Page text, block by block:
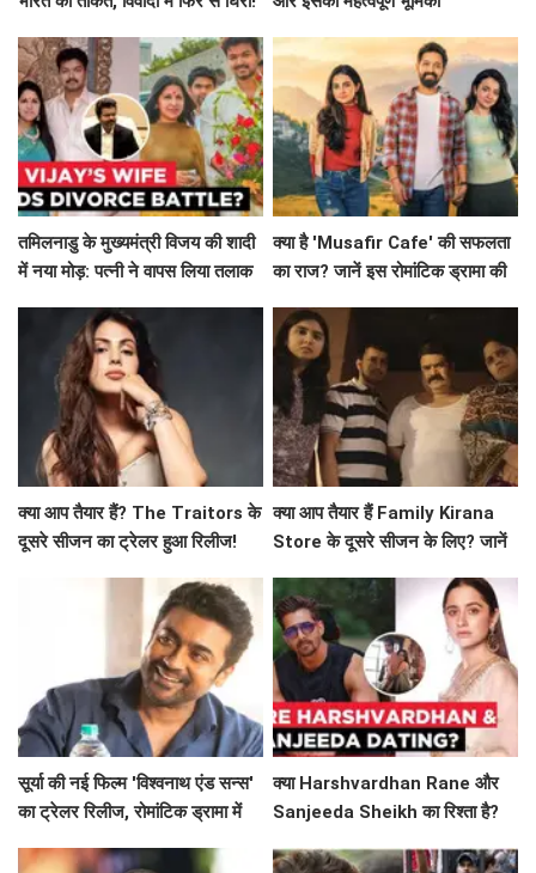
तमिलनाडु के मुख्यमंत्री विजय की शादी
में नया मोड़: पत्नी ने वापस लिया तलाक
क्या है 'Musafir Cafe' की सफलता
का राज? जानें इस रोमांटिक ड्रामा की
क्या आप तैयार हैं? The Traitors के
दूसरे सीजन का ट्रेलर हुआ रिलीज!
क्या आप तैयार हैं Family Kirana
Store के दूसरे सीजन के लिए? जानें
सूर्या की नई फिल्म 'विश्वनाथ एंड सन्स'
का ट्रेलर रिलीज, रोमांटिक ड्रामा में
क्या Harshvardhan Rane और
Sanjeeda Sheikh का रिश्ता है?